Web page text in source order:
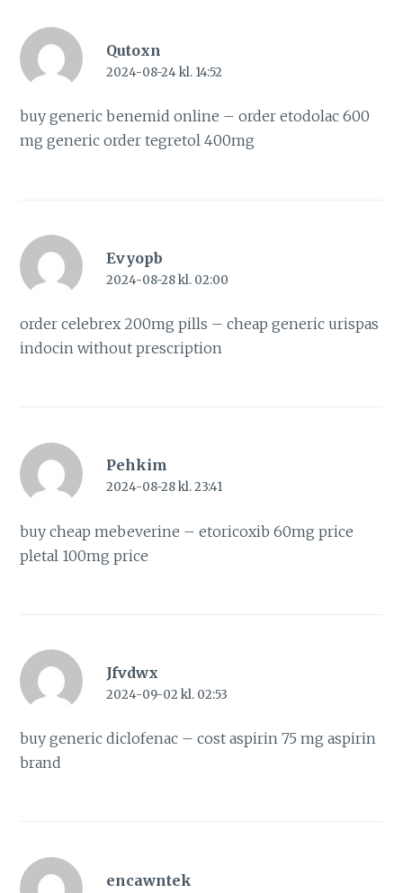
Qutoxn
2024-08-24 kl. 14:52
buy generic benemid online –order etodolac 600
mg generic order tegretol 400mg
Evyopb
2024-08-28 kl. 02:00
order celebrex 200mg pills –cheap generic urispas
indocin without prescription
Pehkim
2024-08-28 kl. 23:41
buy cheap mebeverine –etoricoxib 60mg price
pletal 100mg price
Jfvdwx
2024-09-02 kl. 02:53
buy generic diclofenac –cost aspirin 75 mg aspirin
brand
encawntek